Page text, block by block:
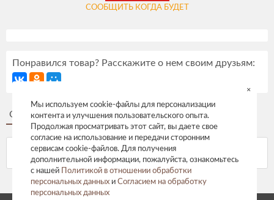
СООБЩИТЬ КОГДА БУДЕТ
Понравился товар? Расскажите о нем своим друзьям:
Описание Отзывы
Мы используем cookie-файлы для персонализации
контента и улучшения пользовательского опыта.
Продолжая просматривать этот сайт, вы даете свое
согласие на использование и передачи сторонним
сервисам cookie-файлов. Для получения
дополнительной информации, пожалуйста, ознакомьтесь
с нашей
Политикой в отношении обработки
персональных данных и Согласием на обработку
персональных данных
×